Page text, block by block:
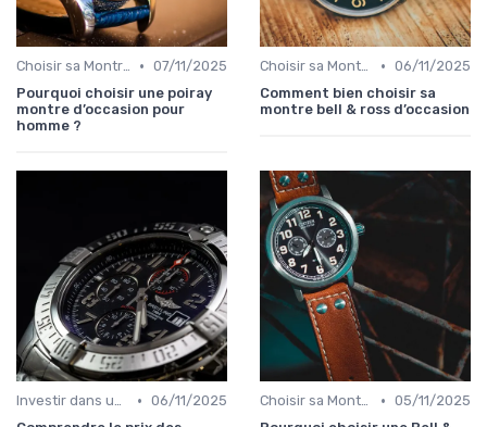
Choisir sa Montre de Luxe • 07/11/2025
Pourquoi choisir une poiray
montre d’occasion pour
homme ?
Choisir sa Montre de Luxe • 06/11/2025
Comment bien choisir sa
montre bell & ross d’occasion
Investir dans une Montre de Luxe • 06/11/2025
Choisir sa Montre de Luxe • 05/11/2025